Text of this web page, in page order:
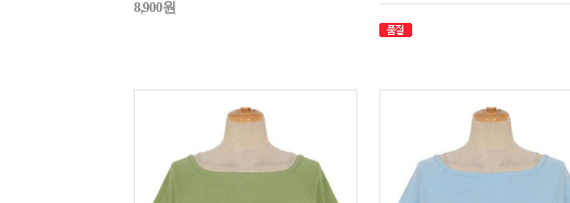
8,900원